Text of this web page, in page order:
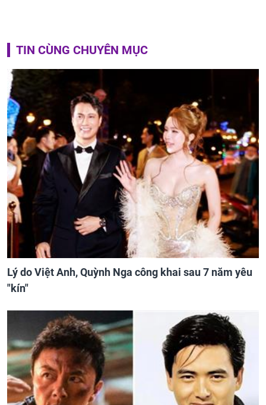
TIN CÙNG CHUYÊN MỤC
Lý do Việt Anh, Quỳnh Nga công khai sau 7 năm yêu
"kín"